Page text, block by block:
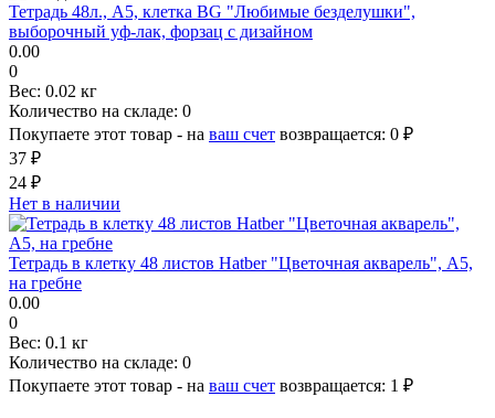
Тетрадь 48л., А5, клетка BG "Любимые безделушки",
выборочный уф-лак, форзац с дизайном
0.00
0
Вес: 0.02 кг
Количество на складе: 0
Покупаете этот товар - на ваш счет возвращается: 0 ₽
37 ₽
24 ₽
Нет в наличии
Тетрадь в клетку 48 листов Hatber "Цветочная акварель", А5,
на гребне
0.00
0
Вес: 0.1 кг
Количество на складе: 0
Покупаете этот товар - на ваш счет возвращается: 1 ₽